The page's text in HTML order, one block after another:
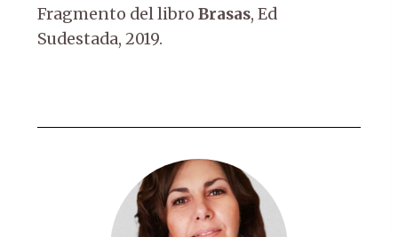
Fragmento del libro Brasas, Ed
Sudestada, 2019.